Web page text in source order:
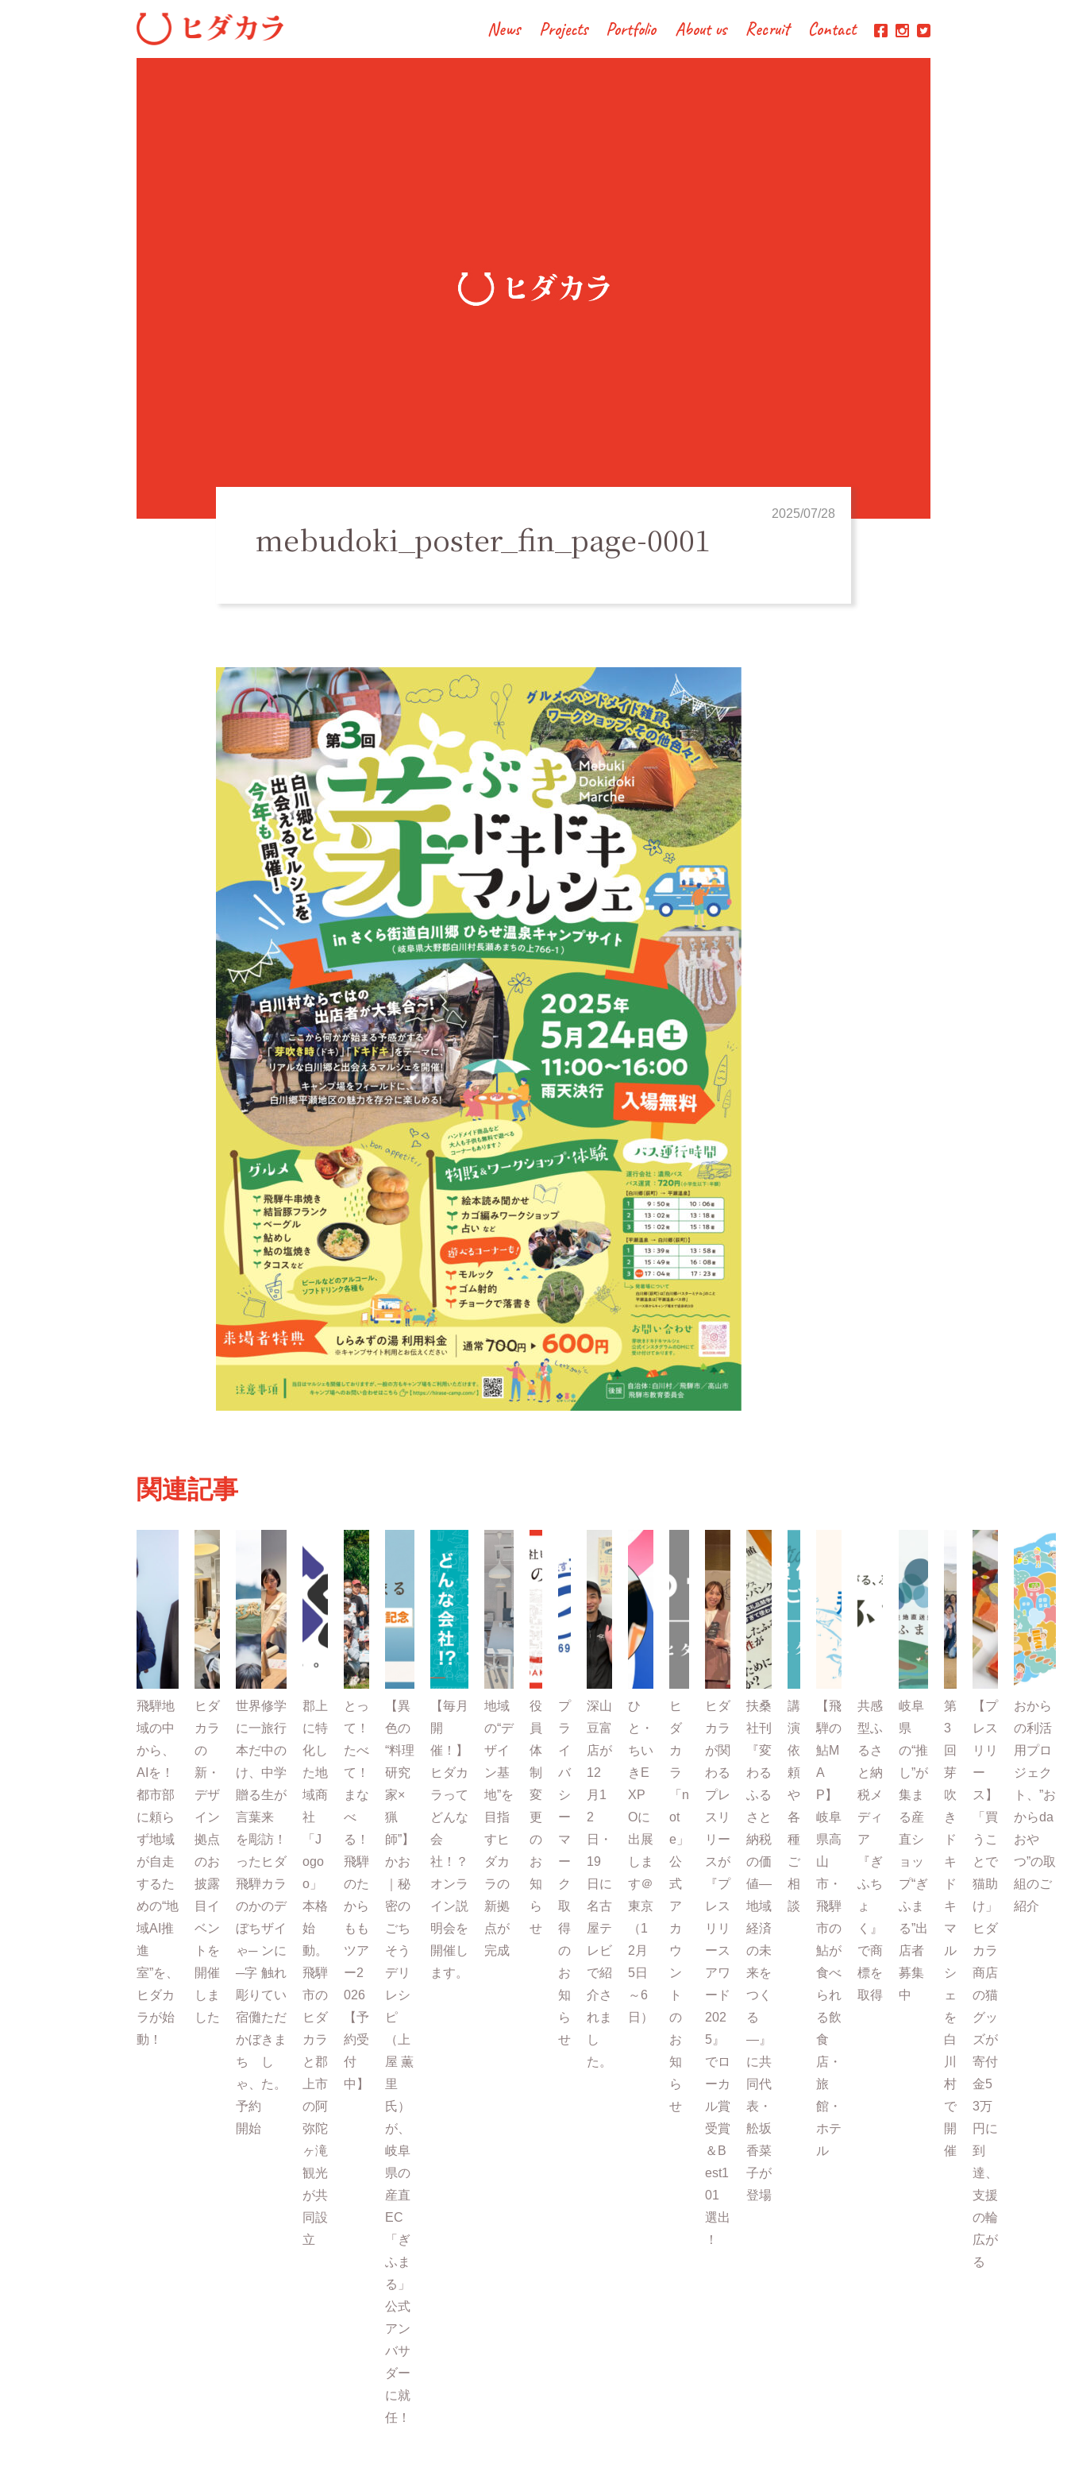
News Projects Portfolio About us Recruit Contact
2025/07/28
mebudoki_poster_fin_page-0001
関連記事
飛騨地
域の中
から、
AIを！
都市部
に頼ら
ず地域
が自走
するた
めの“地
域AI推
進
室”を、
ヒダカ
ラが始
動！
ヒダ
カラ
の
新・
デザ
イン
拠点
のお
披露
目イ
ベン
トを
開催
しま
した
世界
に一
本だ
け、
贈る
言葉
を彫
った
飛騨
のか
ぼち
ゃ─
─字
彫り
宿儺
かぼ
ち
ゃ、
予約
開始
修学
旅行
中の
中学
生が
来
訪！
ヒダ
カラ
のデ
ザイ
ンに
触れ
てい
ただ
きま
し
た。
郡上
に特
化し
た地
域商
社
「J
ogo
o」
本格
始
動。
飛騨
市の
ヒダ
カラ
と郡
上市
の阿
弥陀
ヶ滝
観光
が共
同設
立
とっ
て！
たべ
て！
まな
べ
る！
飛騨
のた
から
もも
ツア
ー2
026
【予
約受
付
中】
【異
色の
“料理
研究
家×
猟
師”】
かお
｜秘
密の
ごち
そう
デリ
レシ
ピ
（上
屋 薫
里
氏）
が、
岐阜
県の
産直
EC
「ぎ
ふま
る」
公式
アン
バサ
ダー
に就
任！
【毎月
開
催！】
ヒダカ
ラって
どんな
会
社！？
オンラ
イン説
明会を
開催し
ます。
地域
の“デ
ザイ
ン基
地”を
目指
すヒ
ダカ
ラの
新拠
点が
完成
役
員
体
制
変
更
の
お
知
ら
せ
プ
ラ
イ
バ
シ
ー
マ
ー
ク
取
得
の
お
知
ら
せ
深山
豆富
店が
12
月1
2
日・
19
日に
名古
屋テ
レビ
で紹
介さ
れま
し
た。
ひ
と・
ちい
きE
XP
Oに
出展
しま
す＠
東京
（1
2月
5日
～6
日）
ヒ
ダ
カ
ラ
「n
ot
e」
公
式
ア
カ
ウ
ン
ト
の
お
知
ら
せ
ヒダ
カラ
が関
わる
プレ
スリ
リー
スが
『プ
レス
リリ
ース
アワ
ード
202
5』
でロ
ーカ
ル賞
受賞
＆B
est1
01
選出
！
扶桑
社刊
『変
わる
ふる
さと
納税
の価
値―
地域
経済
の未
来を
つく
る
―』
に共
同代
表・
舩坂
香菜
子が
登場
講
演
依
頼
や
各
種
ご
相
談
【飛
騨の
鮎M
A
P】
岐阜
県高
山
市・
飛騨
市の
鮎が
食べ
られ
る飲
食
店・
旅
館・
ホテ
ル
共感
型ふ
るさ
と納
税メ
ディ
ア
『ぎ
ふち
ょ
く』
で商
標を
取得
岐阜
県
の“推
し”が
集ま
る産
直シ
ョッ
プ“ぎ
ふま
る”出
店者
募集
中
第
3
回
芽
吹
き
ド
キ
ド
キ
マ
ル
シ
ェ
を
白
川
村
で
開
催
【プ
レス
リリ
ー
ス】
「買
うこ
とで
猫助
け」
ヒダ
カラ
商店
の猫
グッ
ズが
寄付
金5
3万
円に
到
達、
支援
の輪
広が
る
おから
の利活
用プロ
ジェク
ト、”お
からda
おや
つ”の取
組のご
紹介